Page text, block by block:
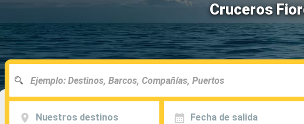
Cruceros
Nuestros destinos Fecha de salida